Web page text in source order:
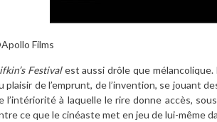
Films
Festivalest aussi drôle que
plaisir de l’emprunt, de l’invention, se jouant
l’intériorité à laquelle le rire donne accès,
ce que le cinéaste met en jeu de lui-même